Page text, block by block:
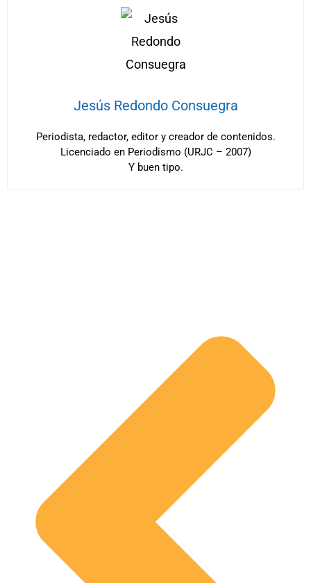
Jesús Redondo Consuegra
Periodista, redactor, editor y creador de contenidos.
Licenciado en Periodismo (URJC – 2007)
Y buen tipo.